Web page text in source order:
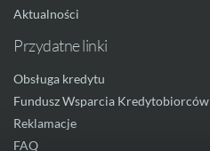
Aktualności
Przydatne linki
Obsługa kredytu
Fundusz Wsparcia Kredytobiorców
Reklamacje
FAQ